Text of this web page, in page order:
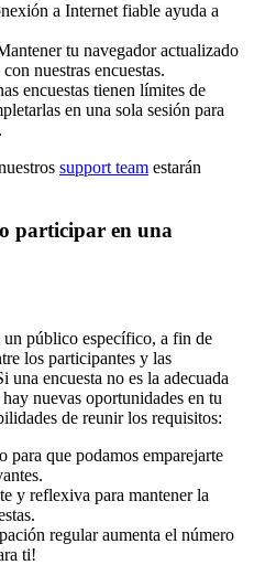
a Internet fiable ayuda a
tu navegador actualizado
nuestras encuestas.
encuestas tienen límites de
en una sola sesión para
support team estarán
participar en una
un público específico, a fin de
los participantes y las
una encuesta no es la adecuada
nuevas oportunidades en tu
de reunir los requisitos:
para que podamos emparejarte
y reflexiva para mantener la
regular aumenta el número
ti!